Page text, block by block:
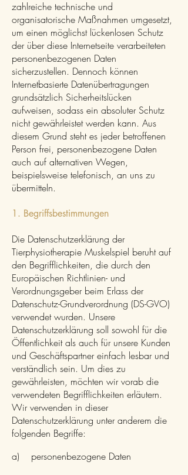
zahlreiche technische und
organisatorische Maßnahmen umgesetzt,
um einen möglichst lückenlosen Schutz
der über diese Internetseite verarbeiteten
personenbezogenen Daten
sicherzustellen. Dennoch können
Internetbasierte Datenübertragungen
grundsätzlich Sicherheitslücken
aufweisen, sodass ein absoluter Schutz
nicht gewährleistet werden kann. Aus
diesem Grund steht es jeder betroffenen
Person frei, personenbezogene Daten
auch auf alternativen Wegen,
beispielsweise telefonisch, an uns zu
übermitteln.
1. Begriffsbestimmungen
Die Datenschutzerklärung der
Tierphysiotherapie Muskelspiel beruht auf
den Begrifflichkeiten, die durch den
Europäischen Richtlinien- und
Verordnungsgeber beim Erlass der
Datenschutz-Grundverordnung (DS-GVO)
verwendet wurden. Unsere
Datenschutzerklärung soll sowohl für die
Öffentlichkeit als auch für unsere Kunden
und Geschäftspartner einfach lesbar und
verständlich sein. Um dies zu
gewährleisten, möchten wir vorab die
verwendeten Begrifflichkeiten erläutern.
Wir verwenden in dieser
Datenschutzerklärung unter anderem die
folgenden Begriffe:
a) personenbezogene Daten